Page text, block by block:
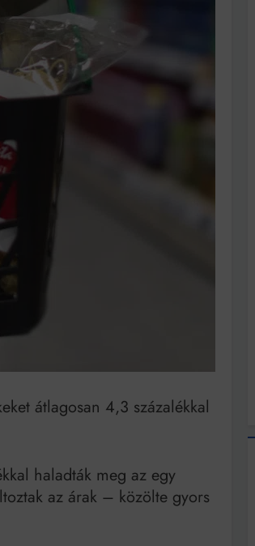
Létezik tökéletes élet: Truman is elhitte
a zseni, aki belenézett a saját koponyájába
Ki akarsz törni. De miből?
Az öregség nem csak ránc?
Pradát visel. De te miért öltözöl hozzá?
Zsigmond: falusi író vagy boncmester?
uralni – de nem csak a 80-as években
akkor működik, ha jól van felújítva
átlagosan 4,3 százalékkal
haladták meg az egy
az árak – közölte gyors